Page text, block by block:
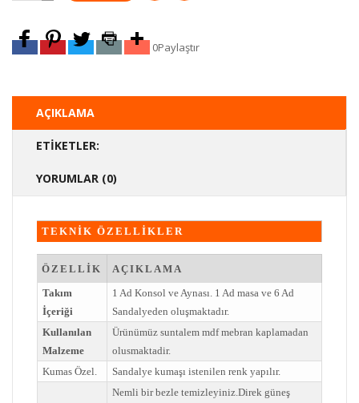
0Paylaştır
AÇIKLAMA
ETIKETLER:
YORUMLAR (0)
TEKNİK ÖZELLİKLER
ÖZELLİK
AÇIKLAMA
Takım
İçeriği
1 Ad Konsol ve Aynası. 1 Ad masa ve 6 Ad
Sandalyeden oluşmaktadır.
Kullanılan
Malzeme
Ürünümüz suntalem mdf mebran kaplamadan
olusmaktadir.
Kumas Özel.
Sandalye kumaşı istenilen renk yapılır.
Nemli bir bezle temizleyiniz.Direk güneş